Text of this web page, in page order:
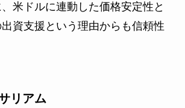
米ドルに連動した価格安定性と
資支援という理由からも信頼性
リアム